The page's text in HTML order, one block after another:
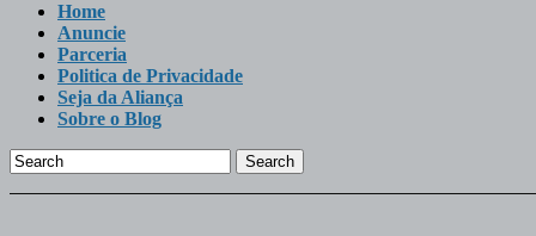
Home
Anuncie
Parceria
Politica de Privacidade
Seja da Aliança
Sobre o Blog
Search